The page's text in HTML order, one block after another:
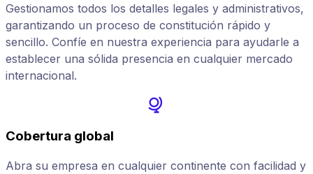
Gestionamos todos los detalles legales y administrativos,
garantizando un proceso de constitución rápido y
sencillo. Confíe en nuestra experiencia para ayudarle a
establecer una sólida presencia en cualquier mercado
internacional.
Cobertura global
Abra su empresa en cualquier continente con facilidad y